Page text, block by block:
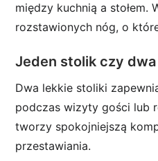
między kuchnią a stołem.
rozstawionych nóg, o
Jeden stolik czy
Dwa lekkie stoliki
podczas wizyty gości lub
tworzy spokojniejszą
przestawiania.